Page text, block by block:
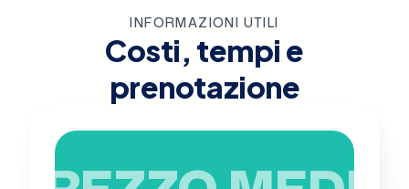
INFORMAZIONI UTILI
Costi, tempi e
prenotazione